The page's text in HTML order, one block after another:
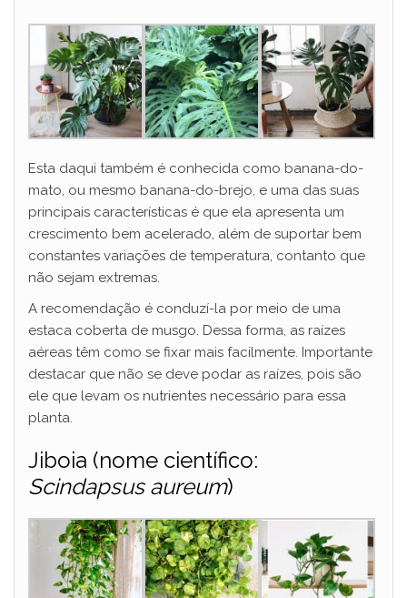
Esta daqui também é conhecida como banana-do-
mato, ou mesmo banana-do-brejo, e uma das suas
principais características é que ela apresenta um
crescimento bem acelerado, além de suportar bem
constantes variações de temperatura, contanto que
não sejam extremas.
A recomendação é conduzí-la por meio de uma
estaca coberta de musgo. Dessa forma, as raízes
aéreas têm como se fixar mais facilmente. Importante
destacar que não se deve podar as raízes, pois são
ele que levam os nutrientes necessário para essa
planta.
Jiboia (nome científico:
Scindapsus aureum)